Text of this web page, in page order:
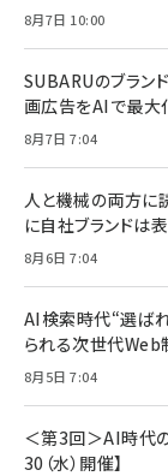
8月7日 10:00
SUBARUのブラン
画広告をAIで最大
8月7日 7:04
人と機械の両方に
に自社ブランドは
8月6日 7:04
AI検索時代“選ば
られる次世代Web
8月5日 7:04
＜第3回＞AI時代
30（水）開催】